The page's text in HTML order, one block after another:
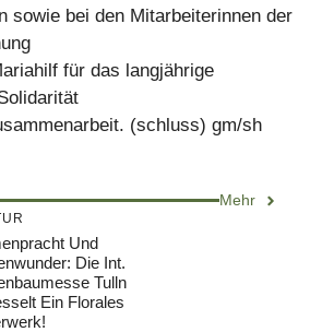
sowie bei den Mitarbeiterinnen der
für das langjährige
(schluss) gm/sh
Mehr
Und
Die Int.
Tulln
Ein Florales